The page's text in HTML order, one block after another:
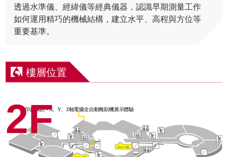
透過水準儀、經緯儀等經典儀器，認識早期測量工作
如何運用精巧的機械結構，建立水平、高程與方位等
重要基準。
樓層位置
2F